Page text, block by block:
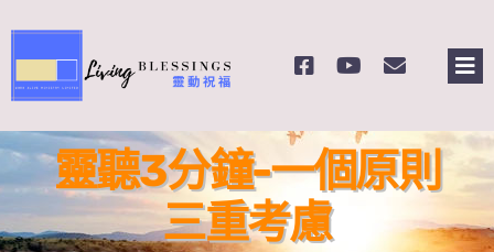
to
content
關於我們
靈聽3分鐘-一個原則
三重考慮